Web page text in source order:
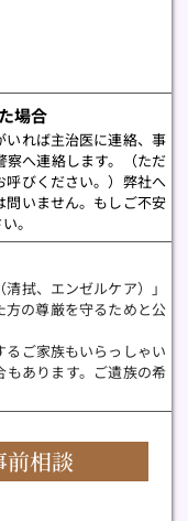
場合
いれば主治医に連絡、事
へ連絡します。（ただ
呼びください。）弊社へ
問いません。もしご不安
。
拭、エンゼルケア）」
方の尊厳を守るためと公
ご家族もいらっしゃい
もあります。ご遺族の希
前相談